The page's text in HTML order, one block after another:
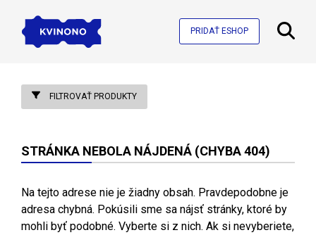
PRIDAŤ ESHOP
FILTROVAŤ PRODUKTY
STRÁNKA NEBOLA NÁJDENÁ (CHYBA 404)
Na tejto adrese nie je žiadny obsah. Pravdepodobne je
adresa chybná. Pokúsili sme sa nájsť stránky, ktoré by
mohli byť podobné. Vyberte si z nich. Ak si nevyberiete,